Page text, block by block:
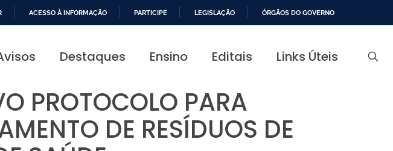
ACESSO À INFORMAÇÃO PARTICIPE LEGISLAÇÃO ÓRGÃOS DO GOVERNO
Destaques Ensino Editais Links Úteis
PROTOCOLO PARA
DE RESÍDUOS DE